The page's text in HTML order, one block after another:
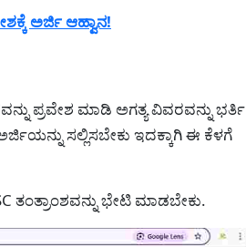
ಅರ್ಜಿ ಆಹ್ವಾನ!
ಪ್ರವೇಶ ಮಾಡಿ ಅಗತ್ಯ ವಿವರವನ್ನು ಭರ್ತಿ
ಸಲ್ಲಿಸಬೇಕು ಇದಕ್ಕಾಗಿ ಈ ಕೆಳಗೆ
ತಂತ್ರಾಂಶವನ್ನು ಭೇಟಿ ಮಾಡಬೇಕು.